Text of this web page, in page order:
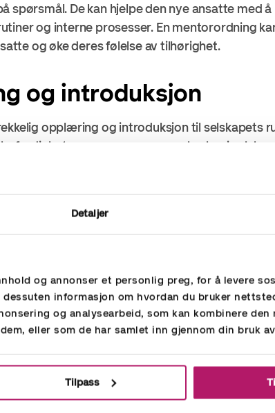
Detaljer
og annonser et personlig preg, for å levere
informasjon om hvordan du bruker
og analysearbeid, som kan kombinere den
eller som de har samlet inn gjennom din bruk
Tilpass
spørsmål. De kan hjelpe den nye ansatte med å
og interne prosesser. En mentorordning
og øke deres følelse av tilhørighet.
og introduksjon
opplæring og introduksjon til selskapets
ferdigheter, programvare som brukes i
bør tilpasses den nye ansattes rolle
av den nye ansattes rolle og ansvarsområder.
Klar kommunikasjon om forventninger vil
den nye ansatte til å få en klar retning for
i løpet av de første ukene for å følge opp
gjennom ukentlige eller månedlige